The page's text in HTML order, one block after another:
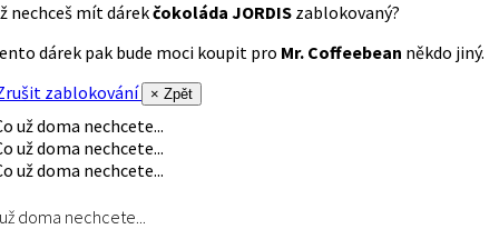
nechceš mít dárekčokoláda JORDIS zablokovaný?
dárek pak bude moci koupit pro Mr. Coffeebean někdo jiný.
zablokování
× Zpět
doma nechcete...